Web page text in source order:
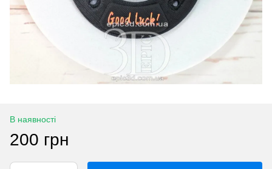
В наявності
200 грн